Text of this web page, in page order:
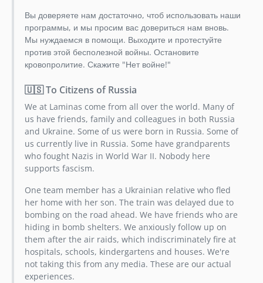
Вы доверяете нам достаточно, чтоб использовать наши
программы, и мы просим вас довериться нам вновь.
Мы нуждаемся в помощи. Выходите и протестуйте
против этой бесполезной войны. Остановите
кровопролитие. Скажите "Нет войне!"
🇺🇸 To Citizens of Russia
We at Laminas come from all over the world. Many of
us have friends, family and colleagues in both Russia
and Ukraine. Some of us were born in Russia. Some of
us currently live in Russia. Some have grandparents
who fought Nazis in World War II. Nobody here
supports fascism.
One team member has a Ukrainian relative who fled
her home with her son. The train was delayed due to
bombing on the road ahead. We have friends who are
hiding in bomb shelters. We anxiously follow up on
them after the air raids, which indiscriminately fire at
hospitals, schools, kindergartens and houses. We're
not taking this from any media. These are our actual
experiences.